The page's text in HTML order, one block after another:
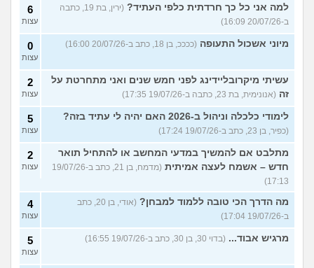
למה אני כל כך חרדתית כלפי העתיד?
(ירין, בת 19, כתבה
ב-20/07/26 16:09)
6
עצות
מיוני אשכול התעופה (ככככ, בן 18, כתב ב-20/07/26 16:00) 0
עצות
עשיתי מיקרובליידינג לפני חמש שנים ואני מתחרטת על
זה (אנונימית, בת 23, כתבה ב-19/07/26 17:35)
2
עצות
לימודי כלכלה וניהול ב-2026 האם יהיה לי עתיד בזה?
(כפיר, בן 23, כתב ב-19/07/26 17:24)
5
עצות
מתלבט אם להמשיך במדעי המחשב או להתחיל תואר
חדש – אשמח לעצה אמיתית
(מדמח, בן 21, כתב ב-19/07/26
17:13)
2
עצות
מה הדרך הכי טובה ללמוד למבחן?
(אודי, בן 20, כתב
ב-19/07/26 17:04)
4
עצות
מרגיש אבוד... (בדוי 30, בן 30, כתב ב-19/07/26 16:55) 5
עצות